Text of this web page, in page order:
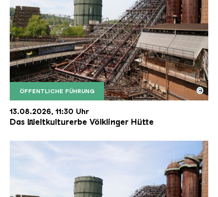
ÖFFENTLICHE FÜHRUNG
Der Erzschrägaufzug der Völklinger Hütte mit
Copyright: Weltkulturerbe Völklinger Hütte | Karl
©
13.08.2026, 11:30 Uhr
Das Weltkulturerbe Völklinger Hütte